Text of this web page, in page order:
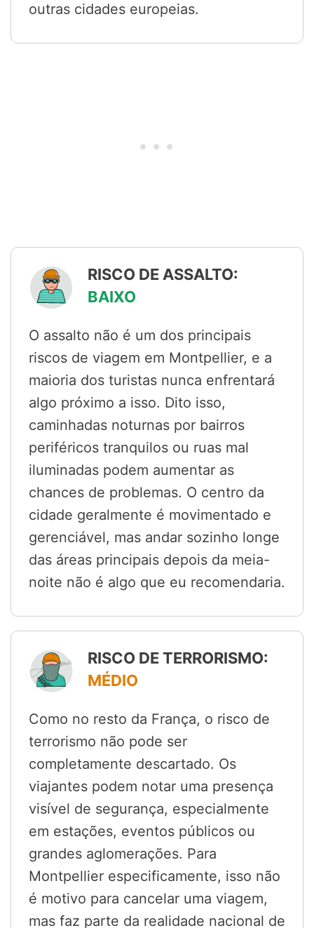
outras cidades europeias.
RISCO DE ASSALTO:
BAIXO
O assalto não é um dos principais
riscos de viagem em Montpellier, e a
maioria dos turistas nunca enfrentará
algo próximo a isso. Dito isso,
caminhadas noturnas por bairros
periféricos tranquilos ou ruas mal
iluminadas podem aumentar as
chances de problemas. O centro da
cidade geralmente é movimentado e
gerenciável, mas andar sozinho longe
das áreas principais depois da meia-
noite não é algo que eu recomendaria.
RISCO DE TERRORISMO:
MÉDIO
Como no resto da França, o risco de
terrorismo não pode ser
completamente descartado. Os
viajantes podem notar uma presença
visível de segurança, especialmente
em estações, eventos públicos ou
grandes aglomerações. Para
Montpellier especificamente, isso não
é motivo para cancelar uma viagem,
mas faz parte da realidade nacional de